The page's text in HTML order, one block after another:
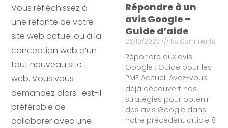
Vous réfléchissez à
une refonte de votre
site web actuel ou à la
conception web d’un
tout nouveau site
web. Vous vous
demandez alors : est-il
préférable de
collaborer avec une
Répondre à un
avis Google –
Guide d’aide
26/10/2023 No Comments
Répondre aux avis
Google : Guide pour les
PME Accueil Avez-vous
déjà découvert nos
stratégies pour obtenir
des avis Google dans
notre précédent article 8